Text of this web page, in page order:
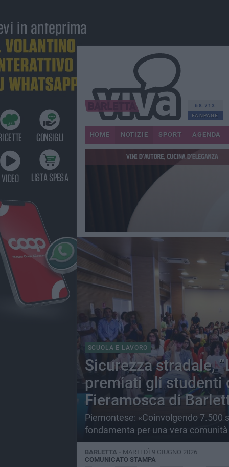
68.713
FANPAGE
HOME NOTIZIE SPORT AGENDA
SCUOLA E LAVORO
Sicurezza stradale,
premiati gli studenti
Fieramosca di
Piemontese: «Coinvolgendo 7.500
fondamenta per una vera
BARLETTA - MARTEDÌ 9 GIUGNO 2026
COMUNICATO STAMPA